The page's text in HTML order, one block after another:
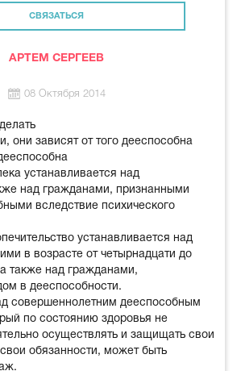
СВЯЗАТЬСЯ
АРТЕМ СЕРГЕЕВ
08 Октября 2014
они зависят от того дееспособна
устанавливается над
над гражданами, признанными
вследствие психического
устанавливается над
в возрасте от четырнадцати до
также над гражданами,
в дееспособности.
совершеннолетним дееспособным
по состоянию здоровья не
осуществлять и защищать свои
обязанности, может быть